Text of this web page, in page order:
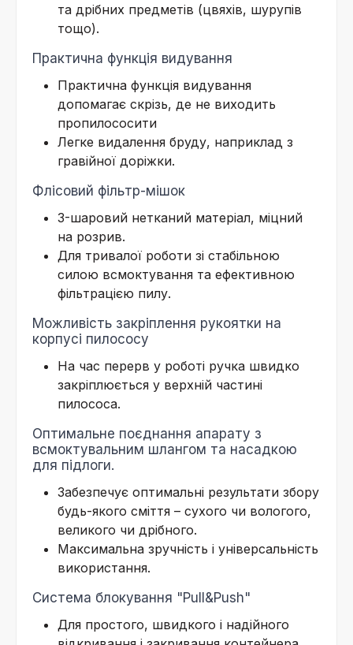
та дрібних предметів (цвяхів, шурупів
тощо).
Практична функція видування
Практична функція видування
допомагає скрізь, де не виходить
пропилососити
Легке видалення бруду, наприклад з
гравійної доріжки.
Флісовий фільтр-мішок
3-шаровий нетканий матеріал, міцний
на розрив.
Для тривалої роботи зі стабільною
силою всмоктування та ефективною
фільтрацією пилу.
Можливість закріплення рукоятки на
корпусі пилососу
На час перерв у роботі ручка швидко
закріплюється у верхній частині
пилососа.
Оптимальне поєднання апарату з
всмоктувальним шлангом та насадкою
для підлоги.
Забезпечує оптимальні результати збору
будь-якого сміття – сухого чи вологого,
великого чи дрібного.
Максимальна зручність і універсальність
використання.
Система блокування "Pull&Push"
Для простого, швидкого і надійного